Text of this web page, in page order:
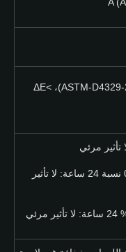
لا تأثير مرئي (ASTM-D4329-2005)، ΔE<
حمض الكبريتيك 0.1 نسبة 24 ساعة: لا تأثير